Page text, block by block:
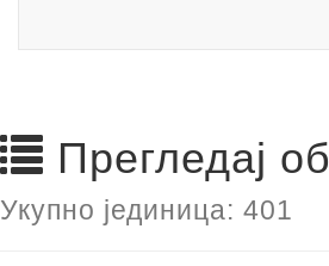
Прегледај
Укупно јединица: 401